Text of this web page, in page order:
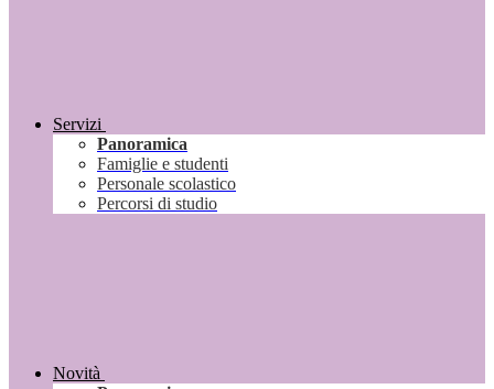
Servizi
Panoramica
Famiglie e studenti
Personale scolastico
Percorsi di studio
Novità